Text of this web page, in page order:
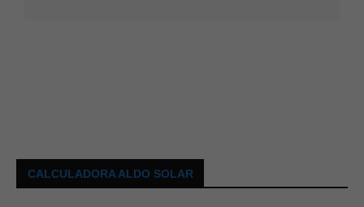
CALCULADORA ALDO SOLAR